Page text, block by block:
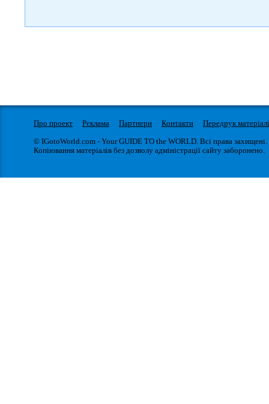
Про проект Реклама Партнери Контакти
Передрук
© IGotoWorld.com - Your GUIDE TO the WORLD. Всі права захищені.
Копіювання матеріалів без дозволу адміністрації сайту заборонено.